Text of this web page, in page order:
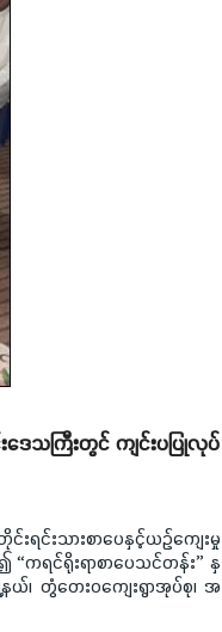
ဒေသကြီးတွင် ကျင်းပပြုလုပ်
းရင်းသားစာပေနှင့်ယဉ်ကျေးမှု
“ကရင်ရိုးရာစာပေသင်တန်း” နှ
၊ တွံတေးဝကျေးရွာအုပ်စု၊ အ